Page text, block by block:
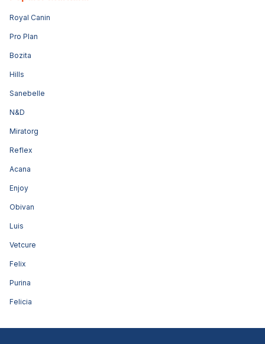
Royal Canin
Pro Plan
Bozita
Hills
Sanebelle
N&D
Miratorg
Reflex
Acana
Enjoy
Obivan
Luis
Vetcure
Felix
Purina
Felicia